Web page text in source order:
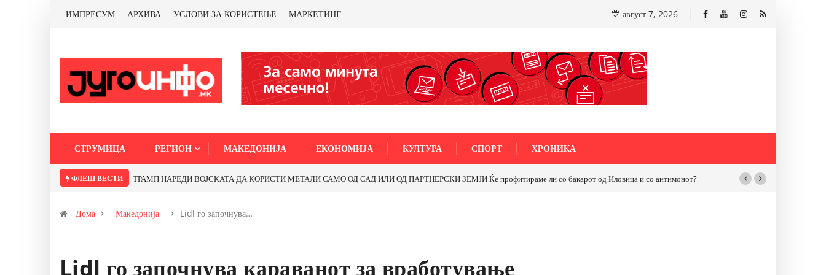
ИМПРЕСУМ АРХИВА УСЛОВИ ЗА КОРИСТЕЊЕ МАРКЕТИНГ август 7, 2026
СТРУМИЦА РЕГИОН МАКЕДОНИЈА ЕКОНОМИЈА КУЛТУРА СПОРТ ХРОНИКА
ФЛЕШ ВЕСТИ
ПАРТНЕРСКИ ЗЕМЈИ Ќе профитираме ли со бакарот од Иловица и со антимонот?Почнува реконструкцијата на улицата „5-ти Ноември“ во Струмица
Дома Македонија Lidl го започнува…
Lidl го започнува караванот за вработување